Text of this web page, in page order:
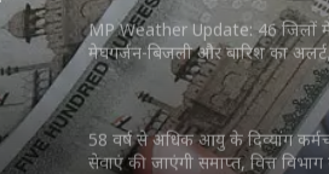
58 वर्ष से अधिक आयु के दिव्यांग
सेवाएं की जाएंगी समाप्त, वित्त विभाग
किया आदेश
CG News: स्कूटी में उप मुख्यमंत्री
बरसात से पहले बिलासपुर शहर का